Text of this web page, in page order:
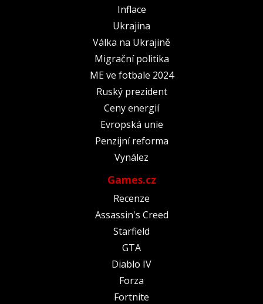
Inflace
Ukrajina
Válka na Ukrajině
Migrační politika
ME ve fotbale 2024
Ruský prezident
Ceny energií
Evropská unie
Penzijní reforma
Vynález
Games.cz
Recenze
Assassin's Creed
Starfield
GTA
Diablo IV
Forza
Fortnite